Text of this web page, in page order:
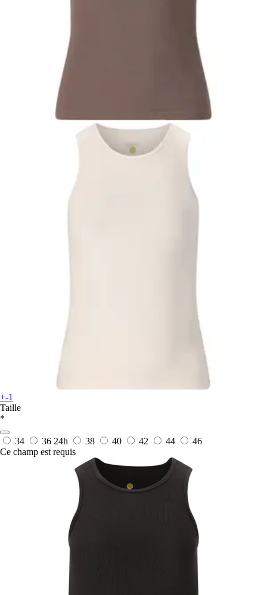
+-1
Taille
*
34 36 24h 38 40 42 44
46
Ce champ est requis